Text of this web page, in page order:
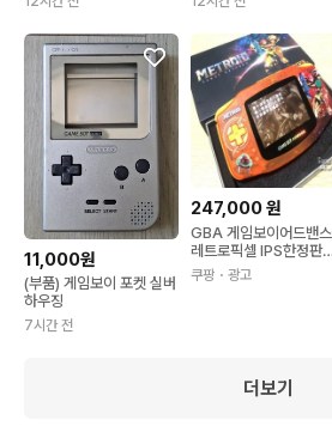
11,000원
(부품) 게임보이 포켓 실버
하우징
7시간 전
247,000원
GBA 게임보이어드밴스
레트로픽셀 IPS한정판오
간지오렌지 일본 버전 패
키지 1
쿠팡 ・광고
더보기